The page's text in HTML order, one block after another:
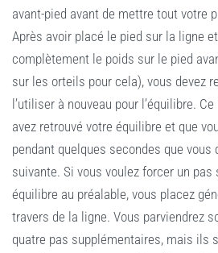
avant-pied avant de mettre tout votre
Après avoir placé le pied sur la ligne
complètement le poids sur le pied
sur les orteils pour cela), vous devez
l’utiliser à nouveau pour l’équilibre.
avez retrouvé votre équilibre et que
pendant quelques secondes que vous
suivante. Si vous voulez forcer un pas
équilibre au préalable, vous placez
travers de la ligne. Vous parviendrez
quatre pas supplémentaires, mais ils